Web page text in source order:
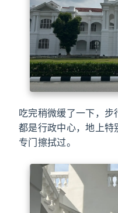
吃完稍微缓了一下，步
都是行政中心，地上特
专门擦拭过。